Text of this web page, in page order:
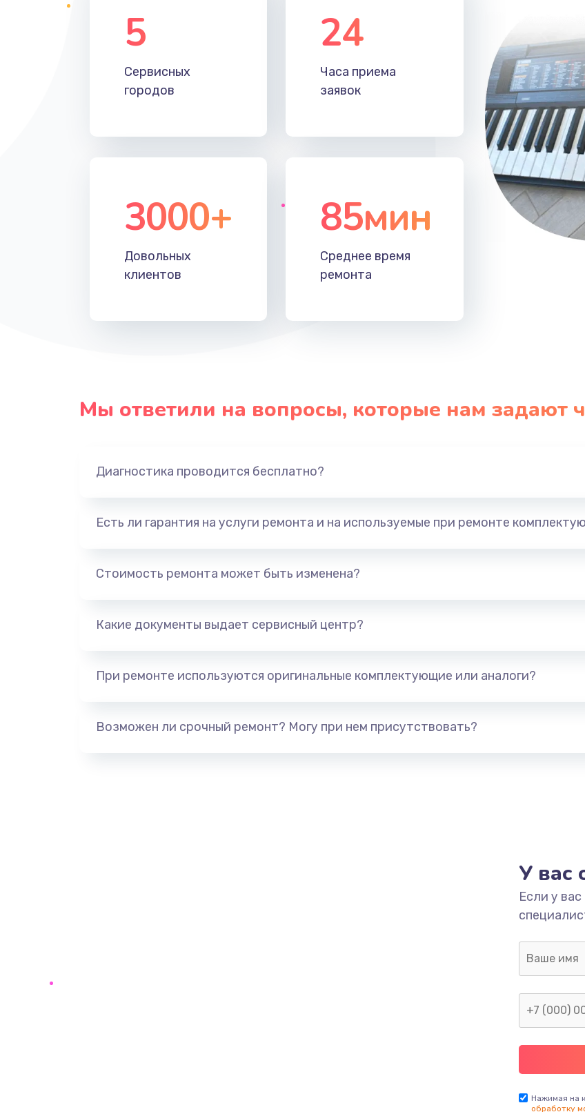
5
Сервисных
городов
24
Часа приема
заявок
3000+
Довольных
клиентов
85мин
Среднее время
ремонта
Мы ответили на вопросы, которые нам задают
Диагностика проводится бесплатно?
Есть ли гарантия на услуги ремонта и на используемые при ремонте
Стоимость ремонта может быть изменена?
Какие документы выдает сервисный центр?
При ремонте используются оригинальные комплектующие или аналоги?
Возможен ли срочный ремонт? Могу при нем присутствовать?
У вас
Если у
Нажимая на
обработку